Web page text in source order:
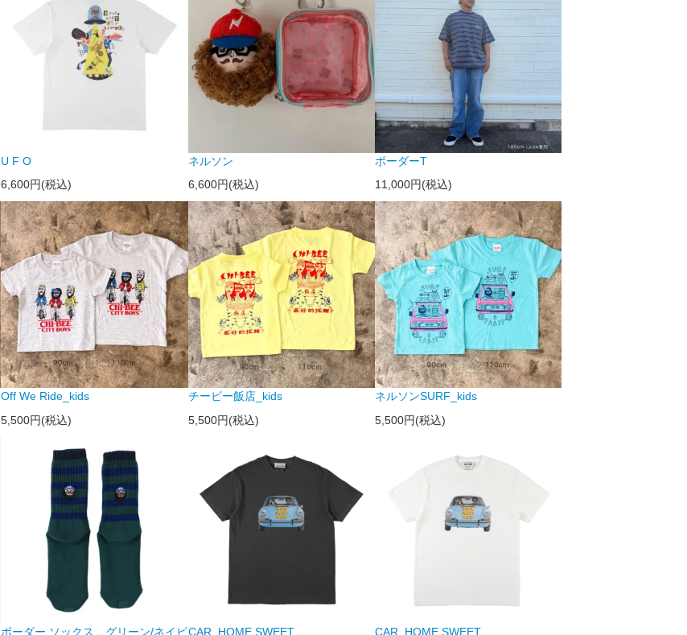
U F O
6,600円(税込)
ネルソン
6,600円(税込)
ボーダーT
11,000円(税込)
Off We Ride_kids
5,500円(税込)
チービー飯店_kids
5,500円(税込)
ネルソンSURF_kids
5,500円(税込)
ボーダー ソックス＿グリーン/ネイビCAR_HOME SWEET CAR_HOME SWEET